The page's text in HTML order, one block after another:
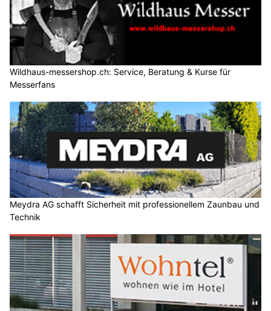
Wildhaus-messershop.ch: Service, Beratung & Kurse für
Messerfans
Meydra AG schafft Sicherheit mit professionellem Zaunbau und
Technik